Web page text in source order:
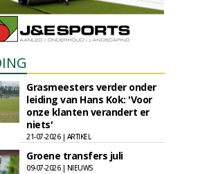
Grasmeesters verder onder
leiding van Hans Kok: 'Voor
onze klanten verandert er
niets'
21-07-2026 | ARTIKEL
Groene transfers juli
09-07-2026 | NIEUWS